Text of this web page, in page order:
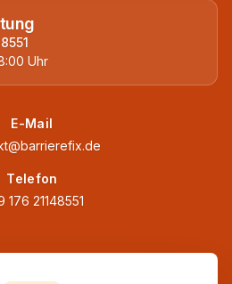
Uhr
E-Mail
Telefon
176 21148551